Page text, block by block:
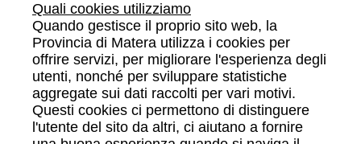
Quali cookies utilizziamo
Quando gestisce il proprio sito web, la
Provincia di Matera utilizza i cookies per
offrire servizi, per migliorare l'esperienza degli
utenti, nonché per sviluppare statistiche
aggregate sui dati raccolti per vari motivi.
Questi cookies ci permettono di distinguere
l'utente del sito da altri, ci aiutano a fornire